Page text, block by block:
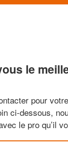
le
pour
ci-dessous,
le pro qu’il